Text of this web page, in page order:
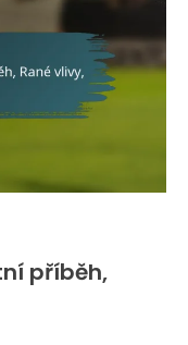
příběh,